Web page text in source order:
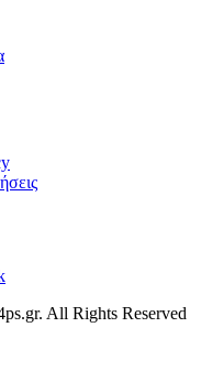
All Rights Reserved